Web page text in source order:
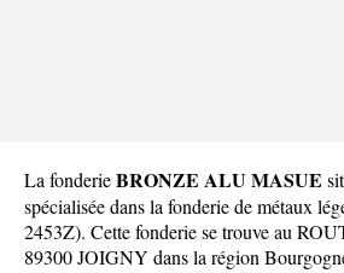
La fonderieBRONZE ALU MASUE
spécialisée dans la fonderie de métaux
2453Z). Cette fonderie se trouve au
89300 JOIGNY dans la région